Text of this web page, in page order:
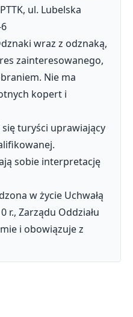
ul. Lubelska
wraz z odznaką,
zainteresowanego,
Nie ma
kopert i
turyści uprawiający
sobie interpretację
w życie Uchwałą
r., Zarządu Oddziału
i obowiązuje z